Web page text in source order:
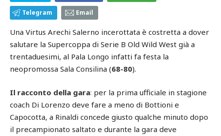
Telegram Email
Una Virtus Arechi Salerno incerottata è costretta a dover
salutare la Supercoppa di Serie B Old Wild West già a
trentaduesimi, al Pala Longo infatti fa festa la
neopromossa Sala Consilina (68-80).
Il racconto della gara: per la prima ufficiale in stagione
coach Di Lorenzo deve fare a meno di Bottioni e
Capocotta, a Rinaldi concede giusto qualche minuto dopo
il precampionato saltato e durante la gara deve